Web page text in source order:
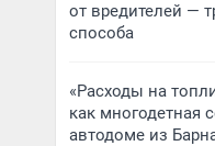
от вредителей —
способа
«Расходы на
как многодетная
автодоме из